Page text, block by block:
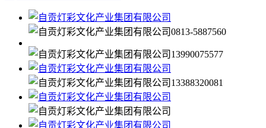
0813-5887560
13990075577
13388320081